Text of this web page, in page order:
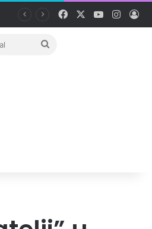
Facebook YouTube
Pretražite